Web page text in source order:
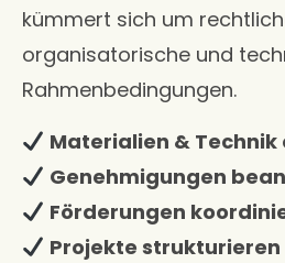
kümmert sich um
organisatorische und
Rahmenbedingungen.
Materialien &
Genehmigungen
Förderungen
Projekte strukturieren